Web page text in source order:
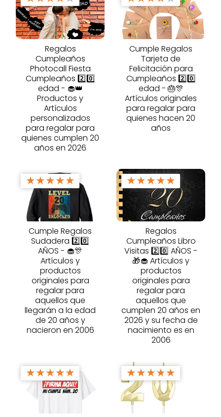
Regalos
Cumpleaños
Photocall Fiesta
Cumpleaños 2️⃣0️⃣
edad - 🧁👑
Productos y
Artículos
personalizados
para regalar para
quienes cumplen 20
años en 2026
Cumple Regalos
Tarjeta de
Felicitación para
Cumpleaños 2️⃣0️⃣
edad - 🎂🎊
Artículos originales
para regalar para
quienes hacen 20
años
★★★★★
Cumple Regalos
Sudadera 2️⃣0️⃣
AÑOS - 🧁🎊
Artículos y
productos
originales para
regalar para
aquellos que
llegarán a la edad
de 20 años y
nacieron en 2006
★★★★★
Regalos
Cumpleaños Libro
Visitas 2️⃣0️⃣ AÑOS -
🎁🧁 Artículos y
productos
originales para
regalar para
aquellos que
cumplen 20 años en
2026 y su fecha de
nacimiento es en
2006
★★★★★ ★★★★★